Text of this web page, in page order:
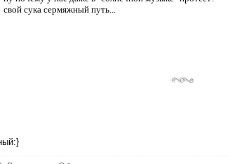
свой сука сермяжный путь...